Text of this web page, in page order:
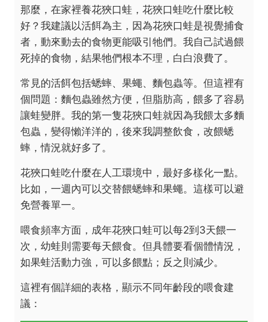
那麼，在家裡養花狹口蛙，花狹口蛙吃什麼比較
好？我建議以活餌為主，因為花狹口蛙是視覺捕食
者，動來動去的食物更能吸引牠們。我自己試過餵
死掉的食物，結果牠們根本不理，白白浪費了。
常見的活餌包括蟋蟀、果蠅、麵包蟲等。但這裡有
個問題：麵包蟲雖然方便，但脂肪高，餵多了容易
讓蛙變胖。我的第一隻花狹口蛙就因為我餵太多麵
包蟲，變得懶洋洋的，後來我調整飲食，改餵蟋
蟀，情況就好多了。
花狹口蛙吃什麼在人工環境中，最好多樣化一點。
比如，一週內可以交替餵蟋蟀和果蠅。這樣可以避
免營養單一。
喂食頻率方面，成年花狹口蛙可以每2到3天餵一
次，幼蛙則需要每天餵食。但具體要看個體情況，
如果蛙活動力強，可以多餵點；反之則減少。
這裡有個詳細的表格，顯示不同年齡段的喂食建
議：